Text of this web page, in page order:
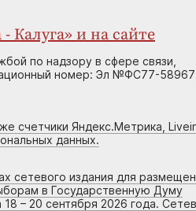
Калуга» и на сайте
по надзору в сфере связи,
номер: Эл №ФС77-58967
счетчики Яндекс.Метрика,
данных.
сетевого издания для
в Государственную Думу
– 20 сентября 2026 года.